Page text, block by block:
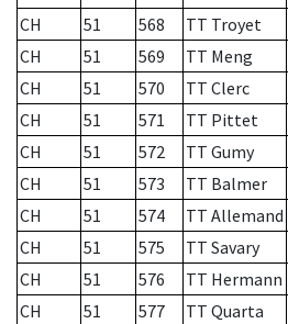
CH
51 568 TT Troyet
CH
51 569 TT Meng
CH
51 570 TT Clerc
CH
51 571 TT Pittet
CH
51 572 TT Gumy
CH
51 573 TT Balmer
CH
51 574 TT Allemand
CH
51 575 TT Savary
CH
51 576 TT Hermann
CH
51 577 TT Quarta